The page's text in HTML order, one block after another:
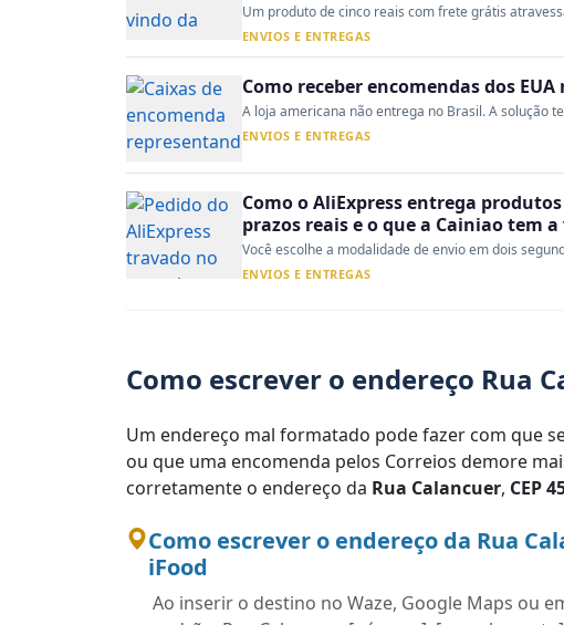
Um produto de cinco reais com frete grátis
ENVIOS E ENTREGAS
Como receber encomendas dos
A loja americana não entrega no Brasil. A solução
ENVIOS E ENTREGAS
Como o AliExpress entrega
prazos reais e o que a Cainiao tem
Você escolhe a modalidade de envio em dois
ENVIOS E ENTREGAS
Como escrever o endereço Rua
Um endereço mal formatado pode fazer com que
ou que uma encomenda pelos Correios demore
corretamente o endereço da Rua Calancuer, CEP
Como escrever o endereço da Rua
iFood
Ao inserir o destino no Waze, Google Maps ou